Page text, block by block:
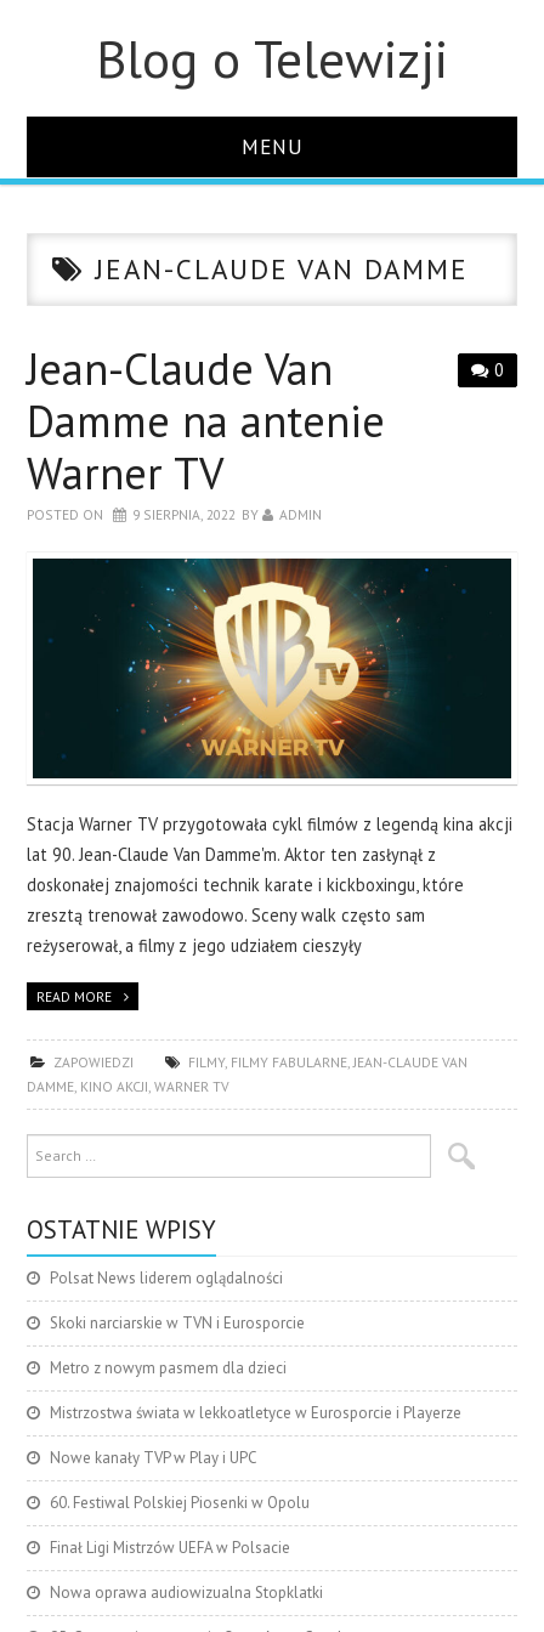
Blog o Telewizji
MENU
O STRONIEJEAN-CLAUDE VAN DAMME
0
Jean-Claude Van
Damme na antenie
Warner TV
POSTED ON 9 SIERPNIA, 2022 BY ADMIN
Stacja Warner TV przygotowała cykl filmów z legendą kina akcji
lat 90. Jean-Claude Van Damme'm. Aktor ten zasłynął z
doskonałej znajomości technik karate i kickboxingu, które
zresztą trenował zawodowo. Sceny walk często sam
reżyserował, a filmy z jego udziałem cieszyły
READ MORE
ZAPOWIEDZI FILMY, FILMY FABULARNE,JEAN-CLAUDE VAN
DAMME, KINO AKCJI,WARNER TV
OSTATNIE WPISY
Polsat News liderem oglądalności
Skoki narciarskie w TVN i Eurosporcie
Metro z nowym pasmem dla dzieci
Mistrzostwa świata w lekkoatletyce w Eurosporcie i Playerze
Nowe kanały TVP w Play i UPC
60. Festiwal Polskiej Piosenki w Opolu
Finał Ligi Mistrzów UEFA w Polsacie
Nowa oprawa audiowizualna Stopklatki